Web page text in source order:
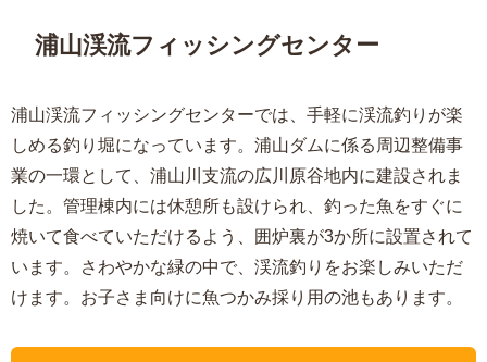
浦山渓流フィッシングセンター
浦山渓流フィッシングセンターでは、手軽に渓流釣りが楽
しめる釣り堀になっています。 浦山ダムに係る周辺整備事
業の一環として、浦山川支流の広川原谷地内に建設されま
した。 管理棟内には休憩所も設けられ、釣った魚をすぐに
焼いて食べていただけるよう、囲炉裏が3か所に設置されて
います。さわやかな緑の中で、渓流釣りをお楽しみいただ
けます。お子さま向けに魚つかみ採り用の池もあります。